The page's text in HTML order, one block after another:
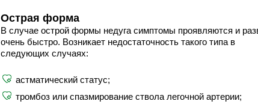
Острая форма
В случае острой формы недуга симптомы проявляются и
очень быстро. Возникает недостаточность такого типа в
следующих случаях:
астматический статус;
тромбоз или спазмирование ствола легочной артерии;